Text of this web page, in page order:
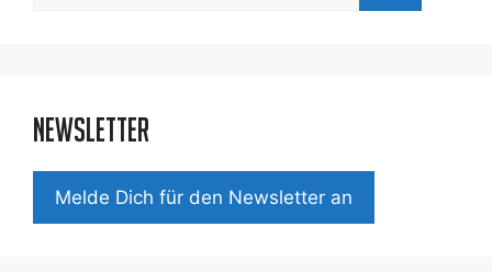
Newsletter
Mel­de Dich für den News­let­ter an